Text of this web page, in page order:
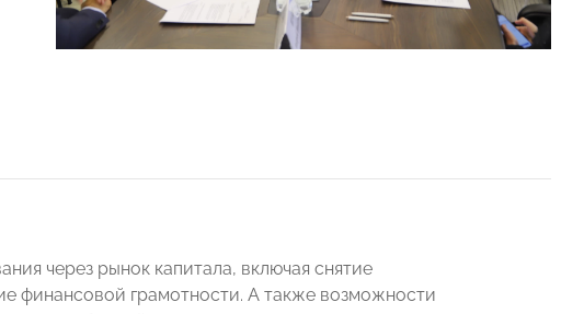
через рынок капитала, включая снятие
финансовой грамотности. А также возможности